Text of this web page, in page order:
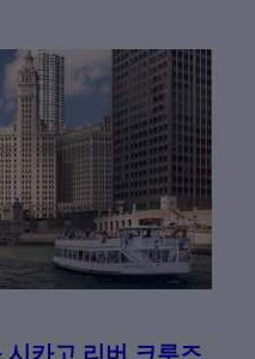
카고 리버 크루즈